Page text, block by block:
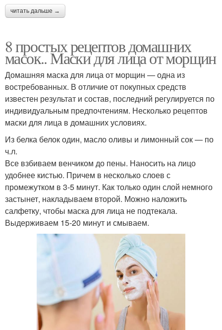
читать дальше →
8 простых рецептов домашних
масок.. Маски для лица от морщин
Домашняя маска для лица от морщин — одна из
востребованных. В отличие от покупных средств
известен результат и состав, последний регулируется по
индивидуальным предпочтениям. Несколько рецептов
маски для лица в домашних условиях.
Из белка белок один, масло оливы и лимонный сок — по
ч.л.
Все взбиваем венчиком до пены. Наносить на лицо
удобнее кистью. Причем в несколько слоев с
промежутком в 3-5 минут. Как только один слой немного
застынет, накладываем второй. Можно наложить
салфетку, чтобы маска для лица не подтекала.
Выдерживаем 15-20 минут и смываем.